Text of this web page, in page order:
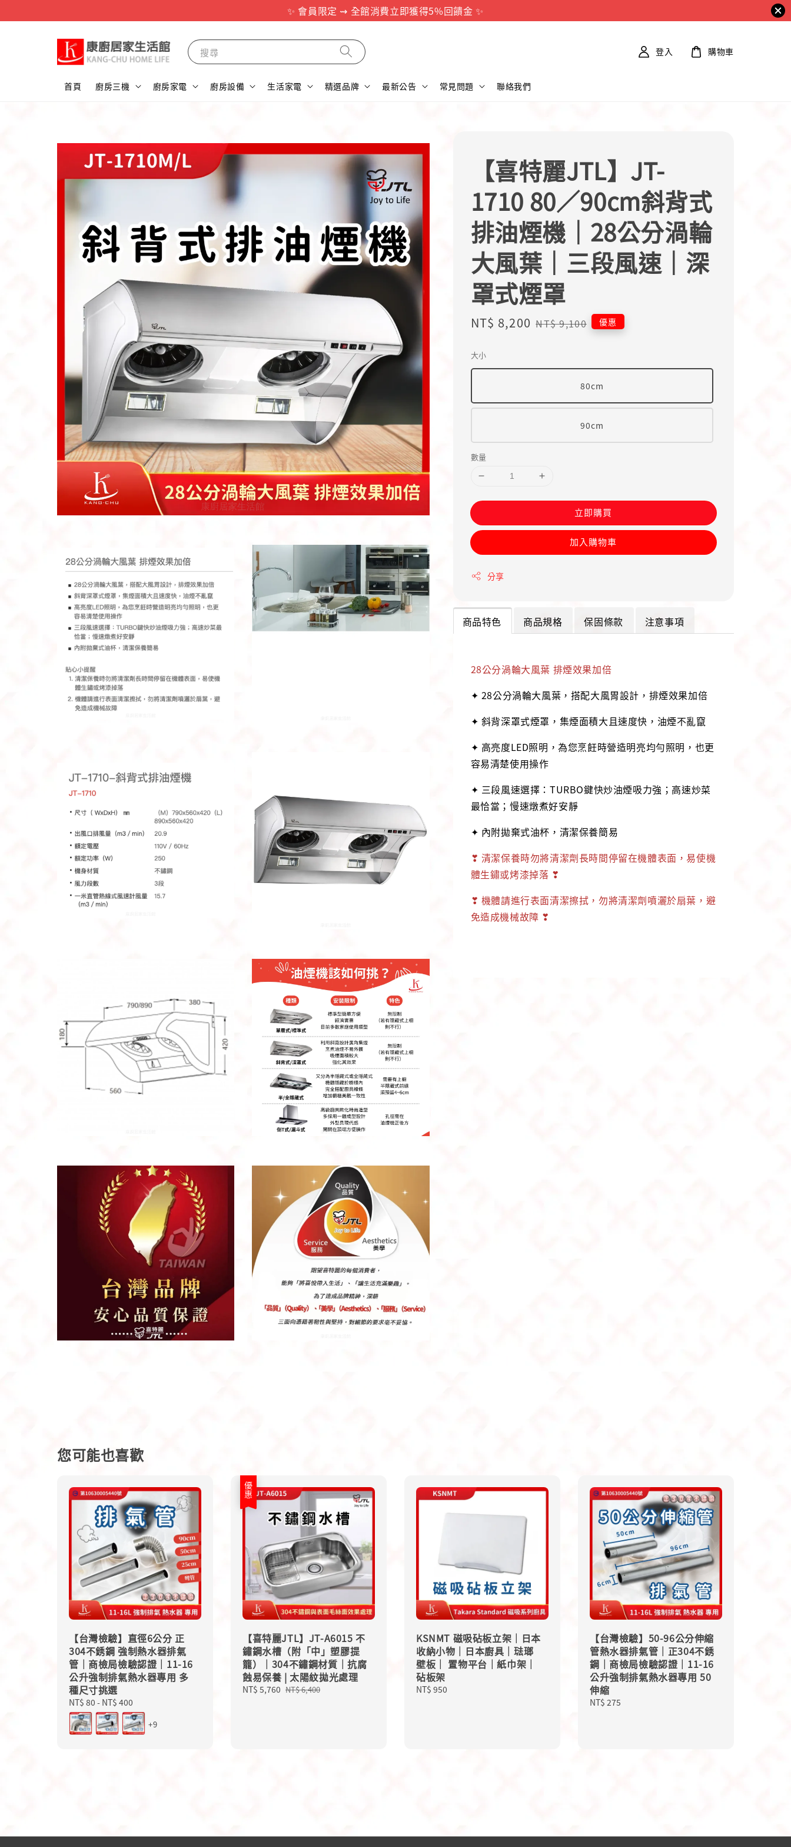
✨ 會員限定 ⇝ 全館消費立即獲得5%回饋金 ✨
搜尋
首頁 廚房三機 廚房家電 廚房設備 生活家電 精選品牌 最新公告 常見問題 聯絡我們
登入 購物車
【喜特麗JTL】JT-
1710 80／90cm斜背式
排油煙機｜28公分渦輪
大風葉｜三段風速｜深
罩式煙罩
Sale
NT$ 8,200 Regular
NT$ 9,100 優惠
大小
80cm
90cm
數量
立即購買
加入購物車
分享
商品特色 商品規格 保固條款 注意事項
28公分渦輪大風葉 排煙效果加倍
✦ 28公分渦輪大風葉，搭配大風胃設計，排煙效果加倍
✦ 斜背深罩式煙罩，集煙面積大且速度快，油煙不亂竄
✦ 高亮度LED照明，為您烹飪時營造明亮均勻照明，也更
容易清楚使用操作
✦ 三段風速選擇：TURBO鍵快炒油煙吸力強；高速炒菜
最恰當；慢速燉煮好安靜
✦ 內附拋棄式油杯，清潔保養簡易
❣ 清潔保養時勿將清潔劑長時間停留在機體表面，易使機
體生鏽或烤漆掉落 ❣
❣ 機體請進行表面清潔擦拭，勿將清潔劑噴灑於扇葉，避
免造成機械故障 ❣
您可能也喜歡
【台灣檢驗】直徑6公分 正
304不銹鋼 強制熱水器排氣
管｜商檢局檢驗認證｜11-16
公升強制排氣熱水器專用 多
種尺寸挑選
Regular
price
NT$ 80 - NT$ 400
+9
優惠
【喜特麗JTL】JT-A6015 不
鏽鋼水槽（附「中」塑膠提
籠）｜304不鏽鋼材質｜抗腐
蝕易保養 | 太陽紋拋光處理
Sale
NT$ 5,760 Regular
NT$ 6,400
KSNMT 磁吸砧板立架｜日本
收納小物｜日本廚具｜琺瑯
壁板｜ 置物平台｜紙巾架｜
砧板架
Regular
NT$ 950
【台灣檢驗】50-96公分伸縮
管熱水器排氣管｜正304不銹
鋼｜商檢局檢驗認證｜11-16
公升強制排氣熱水器專用 50
伸縮
Regular
NT$ 275